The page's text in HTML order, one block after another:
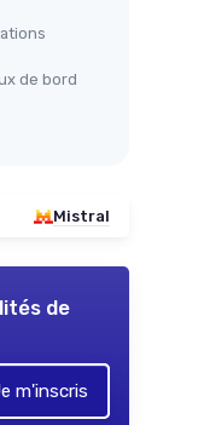
de bord
Mistral
de
m'inscris